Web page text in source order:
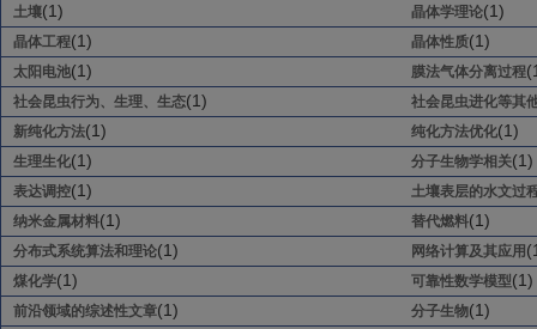
土壤(1) 晶体学理论(1)
晶体工程(1) 晶体性质(1)
太阳电池(1) 膜法气体分离过程
社会昆虫行为、生理、生态(1)
社会昆虫进化等其
新纯化方法(1) 纯化方法优化(1)
生理生化(1) 分子生物学相关(1)
表达调控(1)
土壤表层的水文过
纳米金属材料(1) 替代燃料(1)
分布式系统算法和理论(1) 网络计算及其应用
煤化学(1) 可靠性数学模型(1)
前沿领域的综述性文章(1) 分子生物(1)